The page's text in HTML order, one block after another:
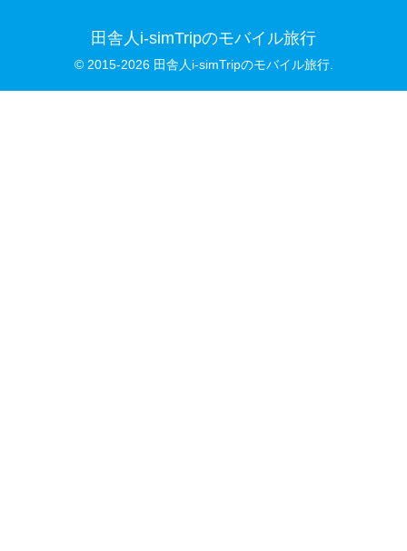
田舎人i-simTripのモバイル旅行
© 2015-2026 田舎人i-simTripのモバイル旅行.